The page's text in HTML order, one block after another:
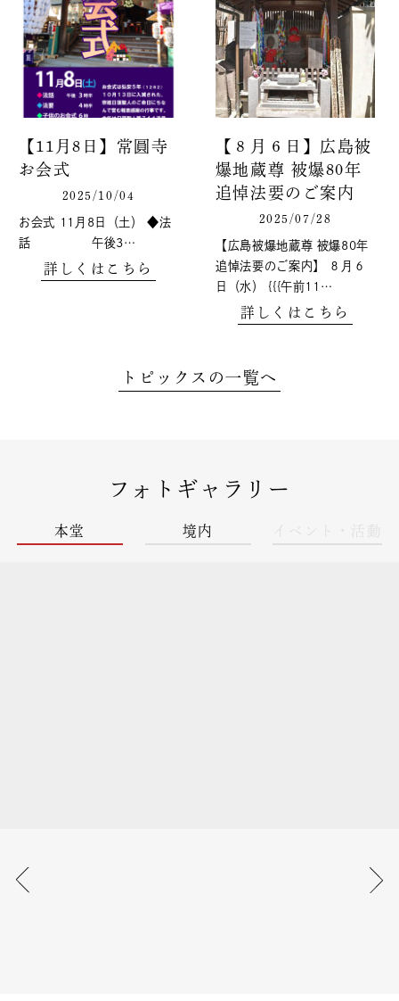
【11月8日】常圓寺
お会式
2025/10/04
お会式 11月8日（土） ◆法
話 午後3…
詳しくはこちら
【８月６日】広島被
爆地蔵尊 被爆80年
追悼法要のご案内
2025/07/28
【広島被爆地蔵尊 被爆80年
追悼法要のご案内】 ８月６
日（水） {{{午前11…
詳しくはこちら
トピックスの一覧へ
フォトギャラリー
本堂 境内